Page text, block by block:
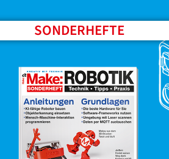
SONDERHEFTE